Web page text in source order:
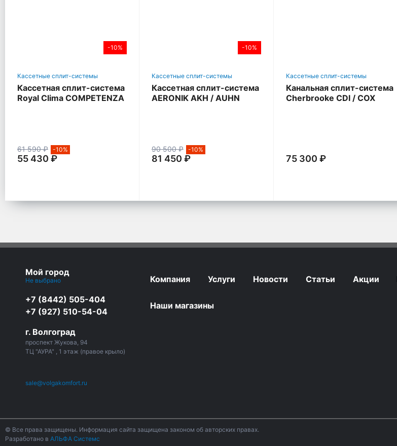
-10%
Кассетные сплит-системы
Кассетная сплит-система
Royal Clima COMPETENZA
61 590 ₽ -10%
55 430 ₽
-10%
Кассетные сплит-системы
Кассетная сплит-система
AERONIK AKH / AUHN
90 500 ₽ -10%
81 450 ₽
Кассетные сплит-системы
Канальная сплит-система
Cherbrooke CDI / COX
75 300 ₽
Мой город
Не выбрано
+7 (8442) 505-404
+7 (927) 510-54-04
г. Волгоград
проспект Жукова, 94
ТЦ "АУРА" , 1 этаж (правое крыло)
sale@volgakomfort.ru
Компания Услуги Новости Статьи Акции
Наши магазины
© Все права защищены. Информация сайта защищена законом об авторских правах.
Разработано в АЛЬФА Системс